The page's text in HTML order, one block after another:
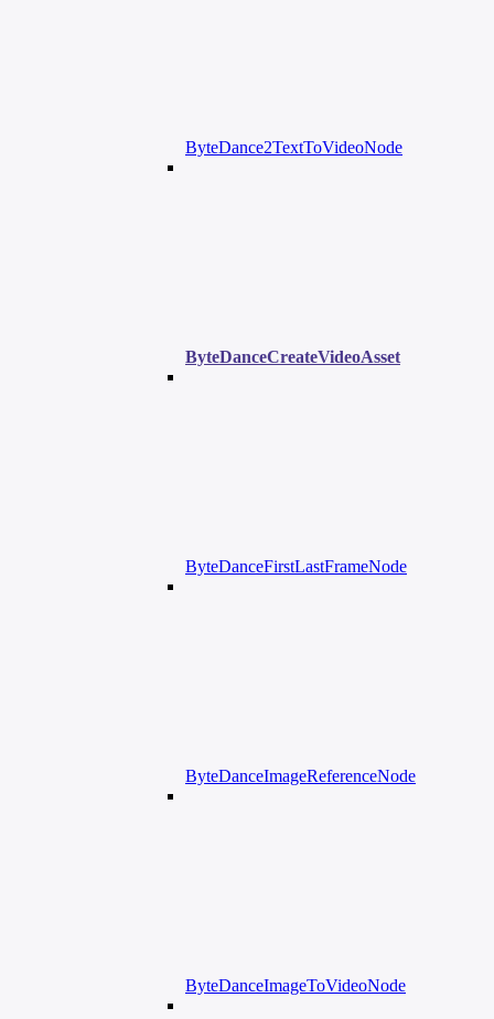
ByteDance2TextToVideoNode
ByteDanceCreateVideoAsset
ByteDanceFirstLastFrameNode
ByteDanceImageReferenceNode
ByteDanceImageToVideoNode